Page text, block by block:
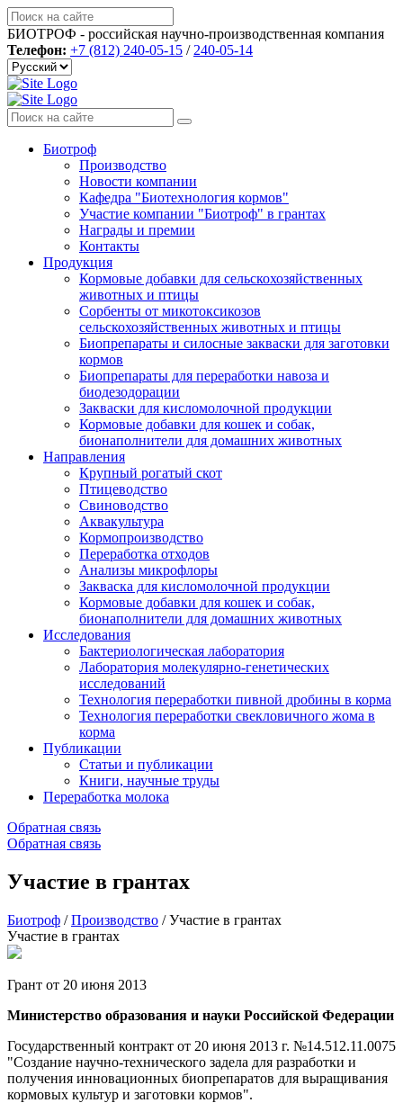
БИОТРОФ - российская научно-производственная компания
Телефон: +7 (812) 240-05-15 / 240-05-14
Биотроф
Производство
Новости компании
Кафедра "Биотехнология кормов"
Участие компании "Биотроф" в грантах
Награды и премии
Контакты
Продукция
Кормовые добавки для сельскохозяйственных
животных и птицы
Сорбенты от микотоксикозов
сельскохозяйственных животных и птицы
Биопрепараты и силосные закваски для заготовки
кормов
Биопрепараты для переработки навоза и
биодезодорации
Закваски для кисломолочной продукции
Кормовые добавки для кошек и собак,
бионаполнители для домашних животных
Направления
Крупный рогатый скот
Птицеводство
Свиноводство
Аквакультура
Кормопроизводство
Переработка отходов
Анализы микрофлоры
Закваска для кисломолочной продукции
Кормовые добавки для кошек и собак,
бионаполнители для домашних животных
Исследования
Бактериологическая лаборатория
Лаборатория молекулярно-генетических
исследований
Технология переработки пивной дробины в корма
Технология переработки свекловичного жома в
корма
Публикации
Статьи и публикации
Книги, научные труды
Переработка молока
Обратная связь
Обратная связь
Участие в грантах
Биотроф /Производство /Участие в грантах
Участие в грантах
Грант от 20 июня 2013
Министерство образования и науки Российской Федерации
Государственный контракт от 20 июня 2013 г. №14.512.11.0075
"Создание научно-технического задела для разработки и
получения инновационных биопрепаратов для выращивания
кормовых культур и заготовки кормов".